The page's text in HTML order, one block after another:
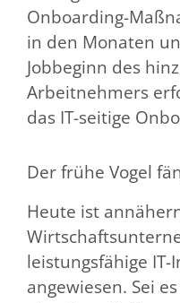
Onboarding-
in den Monaten
Jobbeginn des
Arbeitnehmers
das IT-seitige
Der frühe Vogel
Heute ist
leistungsfähige
angewiesen. Sei